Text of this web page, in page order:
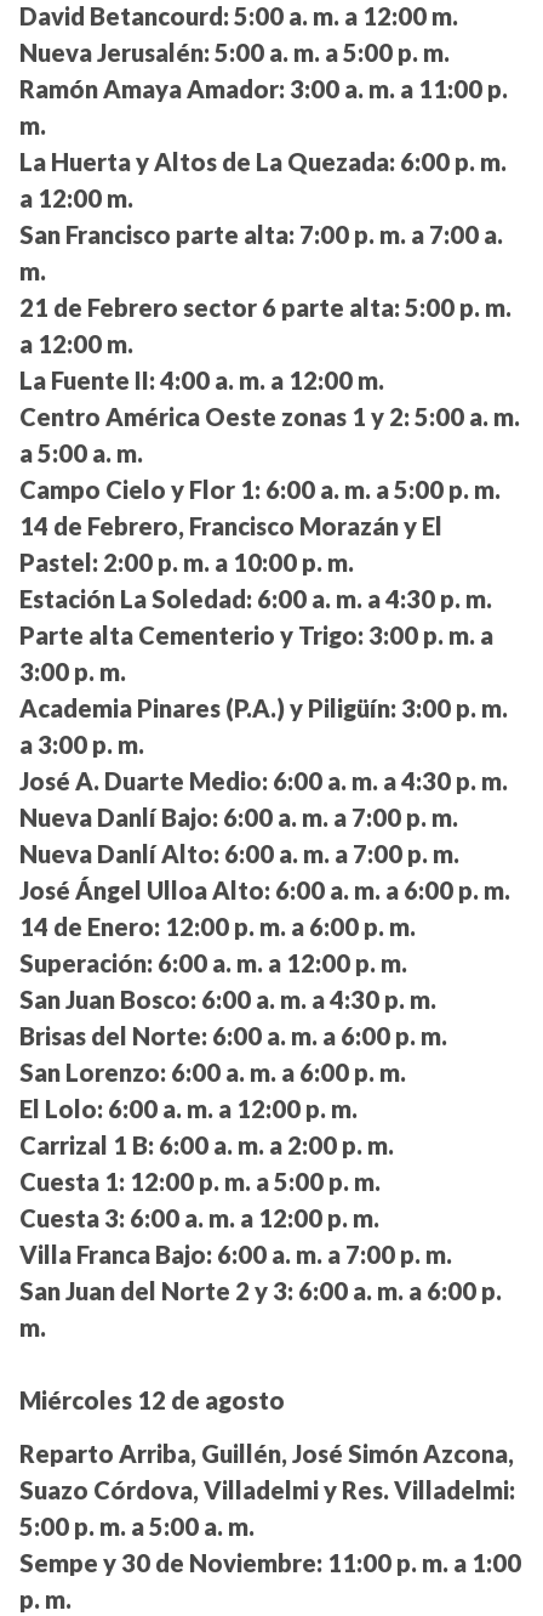
David Betancourd: 5:00 a. m. a 12:00 m.
Nueva Jerusalén: 5:00 a. m. a 5:00 p. m.
Ramón Amaya Amador: 3:00 a. m. a 11:00 p.
m.
La Huerta y Altos de La Quezada: 6:00 p. m.
a 12:00 m.
San Francisco parte alta: 7:00 p. m. a 7:00 a.
m.
21 de Febrero sector 6 parte alta: 5:00 p. m.
a 12:00 m.
La Fuente II: 4:00 a. m. a 12:00 m.
Centro América Oeste zonas 1 y 2: 5:00 a. m.
a 5:00 a. m.
Campo Cielo y Flor 1: 6:00 a. m. a 5:00 p. m.
14 de Febrero, Francisco Morazán y El
Pastel: 2:00 p. m. a 10:00 p. m.
Estación La Soledad: 6:00 a. m. a 4:30 p. m.
Parte alta Cementerio y Trigo: 3:00 p. m. a
3:00 p. m.
Academia Pinares (P.A.) y Piligüín: 3:00 p. m.
a 3:00 p. m.
José A. Duarte Medio: 6:00 a. m. a 4:30 p. m.
Nueva Danlí Bajo: 6:00 a. m. a 7:00 p. m.
Nueva Danlí Alto: 6:00 a. m. a 7:00 p. m.
José Ángel Ulloa Alto: 6:00 a. m. a 6:00 p. m.
14 de Enero: 12:00 p. m. a 6:00 p. m.
Superación: 6:00 a. m. a 12:00 p. m.
San Juan Bosco: 6:00 a. m. a 4:30 p. m.
Brisas del Norte: 6:00 a. m. a 6:00 p. m.
San Lorenzo: 6:00 a. m. a 6:00 p. m.
El Lolo: 6:00 a. m. a 12:00 p. m.
Carrizal 1 B: 6:00 a. m. a 2:00 p. m.
Cuesta 1: 12:00 p. m. a 5:00 p. m.
Cuesta 3: 6:00 a. m. a 12:00 p. m.
Villa Franca Bajo: 6:00 a. m. a 7:00 p. m.
San Juan del Norte 2 y 3: 6:00 a. m. a 6:00 p.
m.
Miércoles 12 de agosto
Reparto Arriba, Guillén, José Simón Azcona,
Suazo Córdova, Villadelmi y Res. Villadelmi:
5:00 p. m. a 5:00 a. m.
Sempe y 30 de Noviembre: 11:00 p. m. a 1:00
p. m.